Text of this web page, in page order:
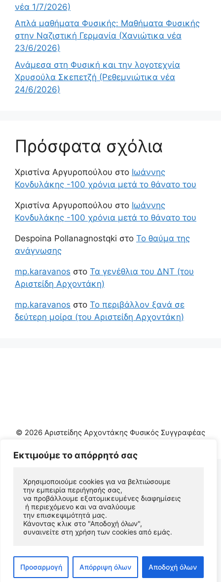
Εκτιμούμε το απόρρητό σας
Χρησιμοποιούμε cookies για να βελτιώσουμε
την εμπειρία περιήγησής σας,
να προβάλλουμε εξατομικευμένες διαφημίσεις
ή περιεχόμενο και να αναλύουμε
την επισκεψιμότητά μας.
Κάνοντας κλικ στο "Αποδοχή όλων",
συναινείτε στη χρήση των cookies από εμάς.
Προσαρμογή Απόρριψη όλων Αποδοχή όλων
νέα 1/7/2026)
Απλά μαθήματα Φυσικής: Μαθήματα Φυσικής
στην Ναζιστική Γερμανία (Χανιώτικα νέα
23/6/2026)
Ανάμεσα στη Φυσική και την λογοτεχνία
Χρυσούλα Σκεπετζή (Ρεθεμνιώτικα νέα
24/6/2026)
Πρόσφατα σχόλια
Χριστίνα Αργυροπούλου στο Ιωάννης
Κονδυλάκης -100 χρόνια μετά το θάνατο του
Χριστίνα Αργυροπούλου στο Ιωάννης
Κονδυλάκης -100 χρόνια μετά το θάνατο του
Despoina Pollanagnostqki στο Το θαύμα της
ανάγνωσης
mp.karavanos στο Τα γενέθλια του ΔΝΤ (του
Αριστείδη Αρχοντάκη)
mp.karavanos στο Το περιβάλλον ξανά σε
δεύτερη μοίρα (του Αριστείδη Αρχοντάκη)
© 2026 Αριστείδης Αρχοντάκης Φυσικός Συγγραφέας